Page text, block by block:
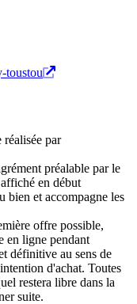
toustou
réalisée par
préalable par le
en début
bien et accompagne les
offre possible,
en ligne pendant
définitive au sens de
d'achat. Toutes
restera libre dans la
suite.